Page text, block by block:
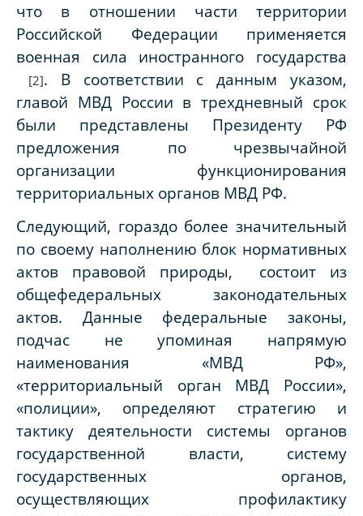
что в отношении части территории
Российской Федерации применяется
военная сила иностранного государства
[2]. В соответствии с данным указом,
главой МВД России в трехдневный срок
были представлены Президенту РФ
предложения по чрезвычайной
организации функционирования
территориальных органов МВД РФ.
Следующий, гораздо более значительный
по своему наполнению блок нормативных
актов правовой природы, состоит из
общефедеральных законодательных
актов. Данные федеральные законы,
подчас не упоминая напрямую
наименования «МВД РФ»,
«территориальный орган МВД России»,
«полиции», определяют стратегию и
тактику деятельности системы органов
государственной власти, систему
государственных органов,
осуществляющих профилактику